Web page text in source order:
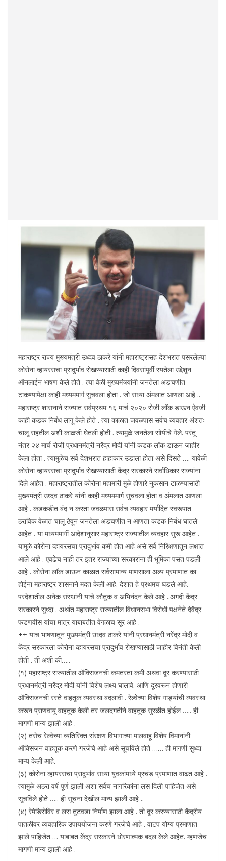
महाराष्ट्र राज्य मुख्यमंत्री उध्दव ठाकरे यांनी महाराष्ट्रासह देशभरात पसरलेल्या
कोरोना व्हायरसचा प्रादुर्भाव रोखण्यासाठी काही दिवसांपूर्वी रयतेला उद्देशून
ऑनलाईन भाषण केले होते . त्या वेळी मुख्यमंत्र्यांनी जनतेला अडचणीत
टाकण्यापेक्षा काही मध्यममार्ग सुचवला होता . जो सध्या अंमलात आणला आहे ..
महाराष्ट्र शासनाने राज्यात सर्वप्रथम १६ मार्च २०२० रोजी लॉक डाऊन ऐवजी
काही कडक निर्बंध लागू केले होते . त्या काळात जवळपास सर्वच व्यवहार अंशतः
चालू राहतील अशी काळजी घेतली होती . त्यामुळे जनतेला सोयीचे गेले. परंतू
नंतर २४ मार्च रोजी प्रधानमंत्री नरेंद्र मोदी यांनी कडक लॉक डाऊन जाहीर
केला होता . त्यामुळेच सर्व देशभरात हाहाकार उडाला होता असे दिसते …. यावेळी
कोरोना व्हायरसचा प्रादुर्भाव रोखण्यासाठी केंद्र सरकारने सर्वाधिकार राज्यांना
दिले आहेत . महाराष्ट्रातील कोरोना महामारी मुळे होणारे नुकसान टाळण्यासाठी
मुख्यमंत्री उध्दव ठाकरे यांनी काही मध्यममार्ग सुचवला होता व अंमलात आणला
आहे . कडकडीत बंद न करता जवळपास सर्वच व्यवहार मर्यादित स्वरूपात
ठराविक वेळात चालू ठेवून जनतेला अडचणीत न आणता कडक निर्बंध घातले
आहेत . या मध्यममार्गी आदेशानुसार महाराष्ट्र राज्यातील व्यवहार सुरू आहेत .
यामुळे कोरोना व्हायरसचा प्रादुर्भाव कमी होत आहे असे सर्व निरिक्षणातून लक्षात
आले आहे . एवढेच नाही तर इतर राज्यांच्या सरकारांना ही भूमिका पसंत पडली
आहे . कोरोना लॉक डाऊन काळात सर्वसामान्य माणसाला अल्प प्रमाणात का
होईना महाराष्ट्र शासनाने मदत केली आहे. देशात हे प्रथमच घडले आहे.
परदेशातील अनेक संस्थांनी याचे कौतुक व अभिनंदन केले आहे ..अगदी केंद्र
सरकारने सुध्दा . अर्थात महाराष्ट्र राज्यातील विधानसभा विरोधी पक्षनेते देवेंद्र
फडणवीस यांचा मात्र याबाबतीत वेगळाच सूर आहे .
++ याच भाषणातून मुख्यमंत्री उध्दव ठाकरे यांनी प्रधानमंत्री नरेंद्र मोदी व
केंद्र सरकारला कोरोना व्हायरसचा प्रादुर्भाव रोखण्यासाठी जाहीर विनंती केली
होती . ती अशी की…..
(१) महाराष्ट्र राज्यातील ऑक्सिजनची कमतरता कमी अथवा दूर करण्यासाठी
प्रधानमंत्री नरेंद्र मोदी यांनी विशेष लक्ष्य घालावे. आणि दूरवरून होणारी
ऑक्सिजनची रस्ते वाहतूक व्यवस्था बदलावी . रेल्वेच्या विशेष गाड्यांची व्यवस्था
करून प्राणवायू वाहतूक केली तर जलदगतीने वाहतूक सुरळीत होईल ….. ही
मागणी मान्य झाली आहे .
(२) तसेच रेल्वेच्या व्यतिरिक्त संरक्षण विभागाच्या मालवाहू विशेष विमानांनी
ऑक्सिजन वाहतूक करणे गरजेचे आहे असे सूचविले होते …… ही मागणी सुध्दा
मान्य केली आहे.
(३) कोरोना व्हायरसचा प्रादुर्भाव सध्या युवकांमध्ये प्रचंड प्रमाणात वाढत आहे .
त्यामुळे अठरा वर्षे पूर्ण झाली अशा सर्वच नागरिकांना लस दिली पाहिजेत असे
सूचविले होते ….. ही सूचना देखील मान्य झाली आहे ..
(४) रेमेडिसेविर व लस तुटवडा निर्माण झाला आहे . तो दूर करण्यासाठी केंद्रीय
पातळीवर व्यवहारिक उपाययोजना करणे गरजेचे आहे . वाटप योग्य प्रमाणात
झाले पाहिजेत … याबाबत केंद्र सरकारने धोरणात्मक बदल केले आहेत. म्हणजेच
मागणी मान्य झाली आहे .